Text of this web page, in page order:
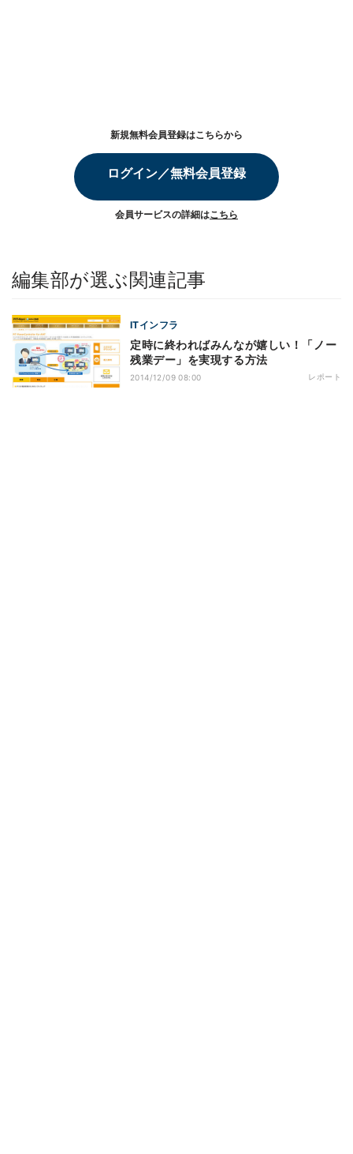
新規無料会員登録はこちらから
ログイン／無料会員登録
会員サービスの詳細はこちら
編集部が選ぶ関連記事
ITインフラ
定時に終わればみんなが嬉しい！「ノー
残業デー」を実現する方法
2014/12/09 08:00 レポート